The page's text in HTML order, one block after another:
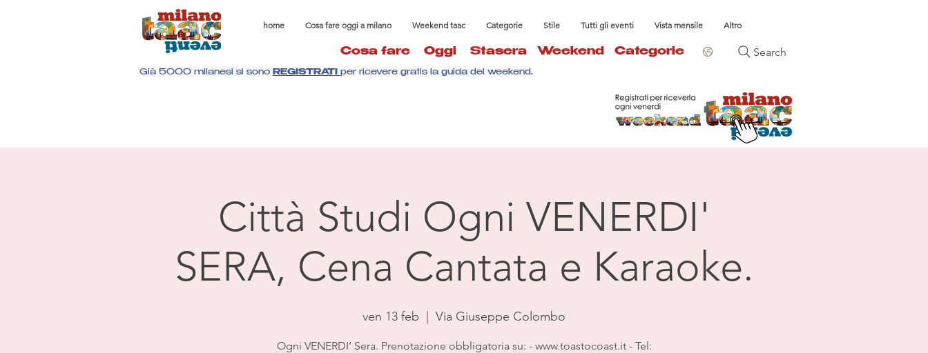
home Cosa fare oggi a milano Weekend taac Categorie Stile Tutti gli eventi Vista mensile Altro
Cosa fare Oggi Stasera Weekend Categorie Search
Già 5000 milanesi si sono REGISTRATI per ricevere gratis la guida del weekend.
Città Studi Ogni VENERDI'
SERA, Cena Cantata e Karaoke.
ven 13 feb Via Giuseppe Colombo
Ogni VENERDI’ Sera. Prenotazione obbligatoria su: - www.toastocoast.it - Tel: